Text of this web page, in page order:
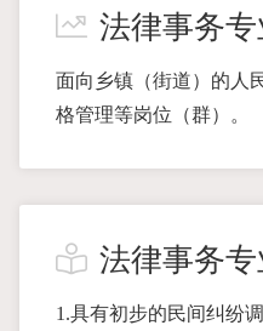
法律事务
面向乡镇（街道）的人
格管理等岗位（群）。
法律事务
1.具有初步的民间纠纷